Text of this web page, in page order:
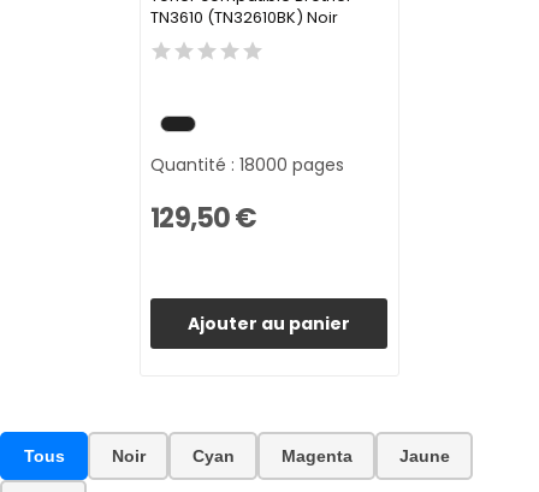
TN3610 (TN32610BK) Noir
Quantité : 18000 pages
129,50 €
Ajouter au panier
Tous Noir Cyan Magenta Jaune